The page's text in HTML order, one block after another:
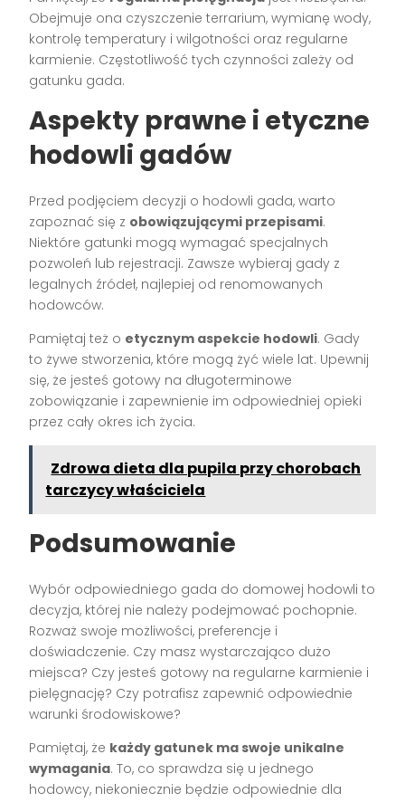
Obejmuje ona czyszczenie terrarium, wymianę wody,
kontrolę temperatury i wilgotności oraz regularne
karmienie. Częstotliwość tych czynności zależy od
gatunku gada.
Aspekty prawne i etyczne
hodowli gadów
Przed podjęciem decyzji o hodowli gada, warto
zapoznać się z obowiązującymi przepisami.
Niektóre gatunki mogą wymagać specjalnych
pozwoleń lub rejestracji. Zawsze wybieraj gady z
legalnych źródeł, najlepiej od renomowanych
hodowców.
Pamiętaj też o etycznym aspekcie hodowli. Gady
to żywe stworzenia, które mogą żyć wiele lat. Upewnij
się, że jesteś gotowy na długoterminowe
zobowiązanie i zapewnienie im odpowiedniej opieki
przez cały okres ich życia.
Zdrowa dieta dla pupila przy chorobach
tarczycy właściciela
Podsumowanie
Wybór odpowiedniego gada do domowej hodowli to
decyzja, której nie należy podejmować pochopnie.
Rozważ swoje możliwości, preferencje i
doświadczenie. Czy masz wystarczająco dużo
miejsca? Czy jesteś gotowy na regularne karmienie i
pielęgnację? Czy potrafisz zapewnić odpowiednie
warunki środowiskowe?
Pamiętaj, że każdy gatunek ma swoje unikalne
wymagania. To, co sprawdza się u jednego
hodowcy, niekoniecznie będzie odpowiednie dla